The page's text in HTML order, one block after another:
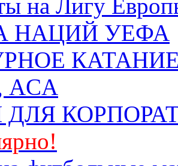
на Лигу
НАЦИЙ УЕФА
ДЛЯ